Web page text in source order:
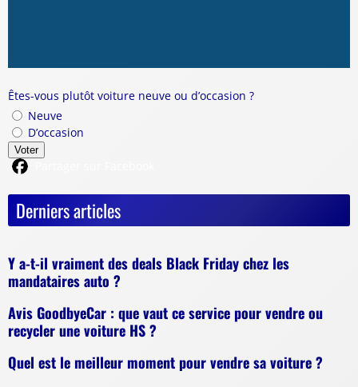
Êtes-vous plutôt voiture neuve ou d’occasion ?
Neuve
D’occasion
Voter
Derniers articles
Y a-t-il vraiment des deals Black Friday chez les
mandataires auto ?
Avis GoodbyeCar : que vaut ce service pour vendre ou
recycler une voiture HS ?
Quel est le meilleur moment pour vendre sa voiture ?